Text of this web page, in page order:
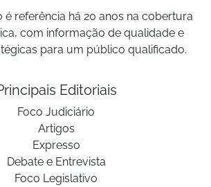
é referência há 20 anos na cobertura
com informação de qualidade e
para um público qualificado.
Editoriais
Foco Judiciário
Artigos
Expresso
Debate e Entrevista
Foco Legislativo